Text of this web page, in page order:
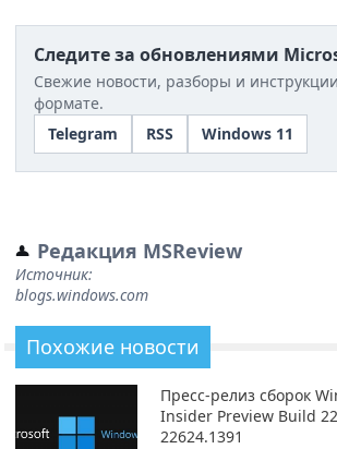
Следите за обновлениями
Свежие новости, разборы и
формате.
Telegram
RSS Windows 11
Редакция MSReview
Источник:
blogs.windows.com
Похожие новости
Пресс-релиз сборок
Insider Preview Build
22624.1391